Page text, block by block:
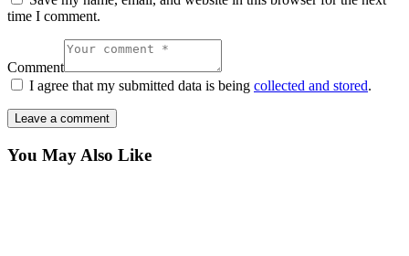
time I comment.
Comment
I agree that my submitted data is being collected and stored.
You May Also Like